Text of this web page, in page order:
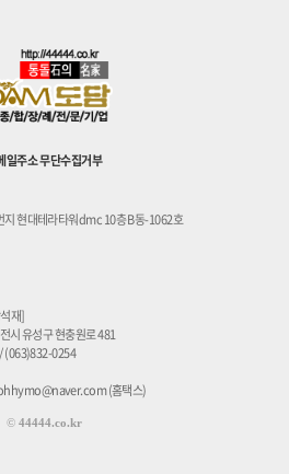
일주소 무단수집거부
지 현대테라타워dmc 10층 B동-1062호
재]
시 유성구 현충원로 481
(063)832-0254
(홈택스)
© 44444.co.kr